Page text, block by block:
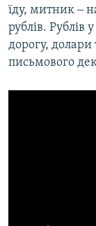
їду, митник ‒
рублів. Рублів
дорогу, долари
письмового